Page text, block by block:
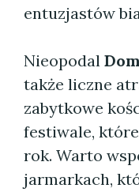
entuzjastów
Nieopodal
także liczne
zabytkowe
festiwale,
rok. Warto
jarmarkach,